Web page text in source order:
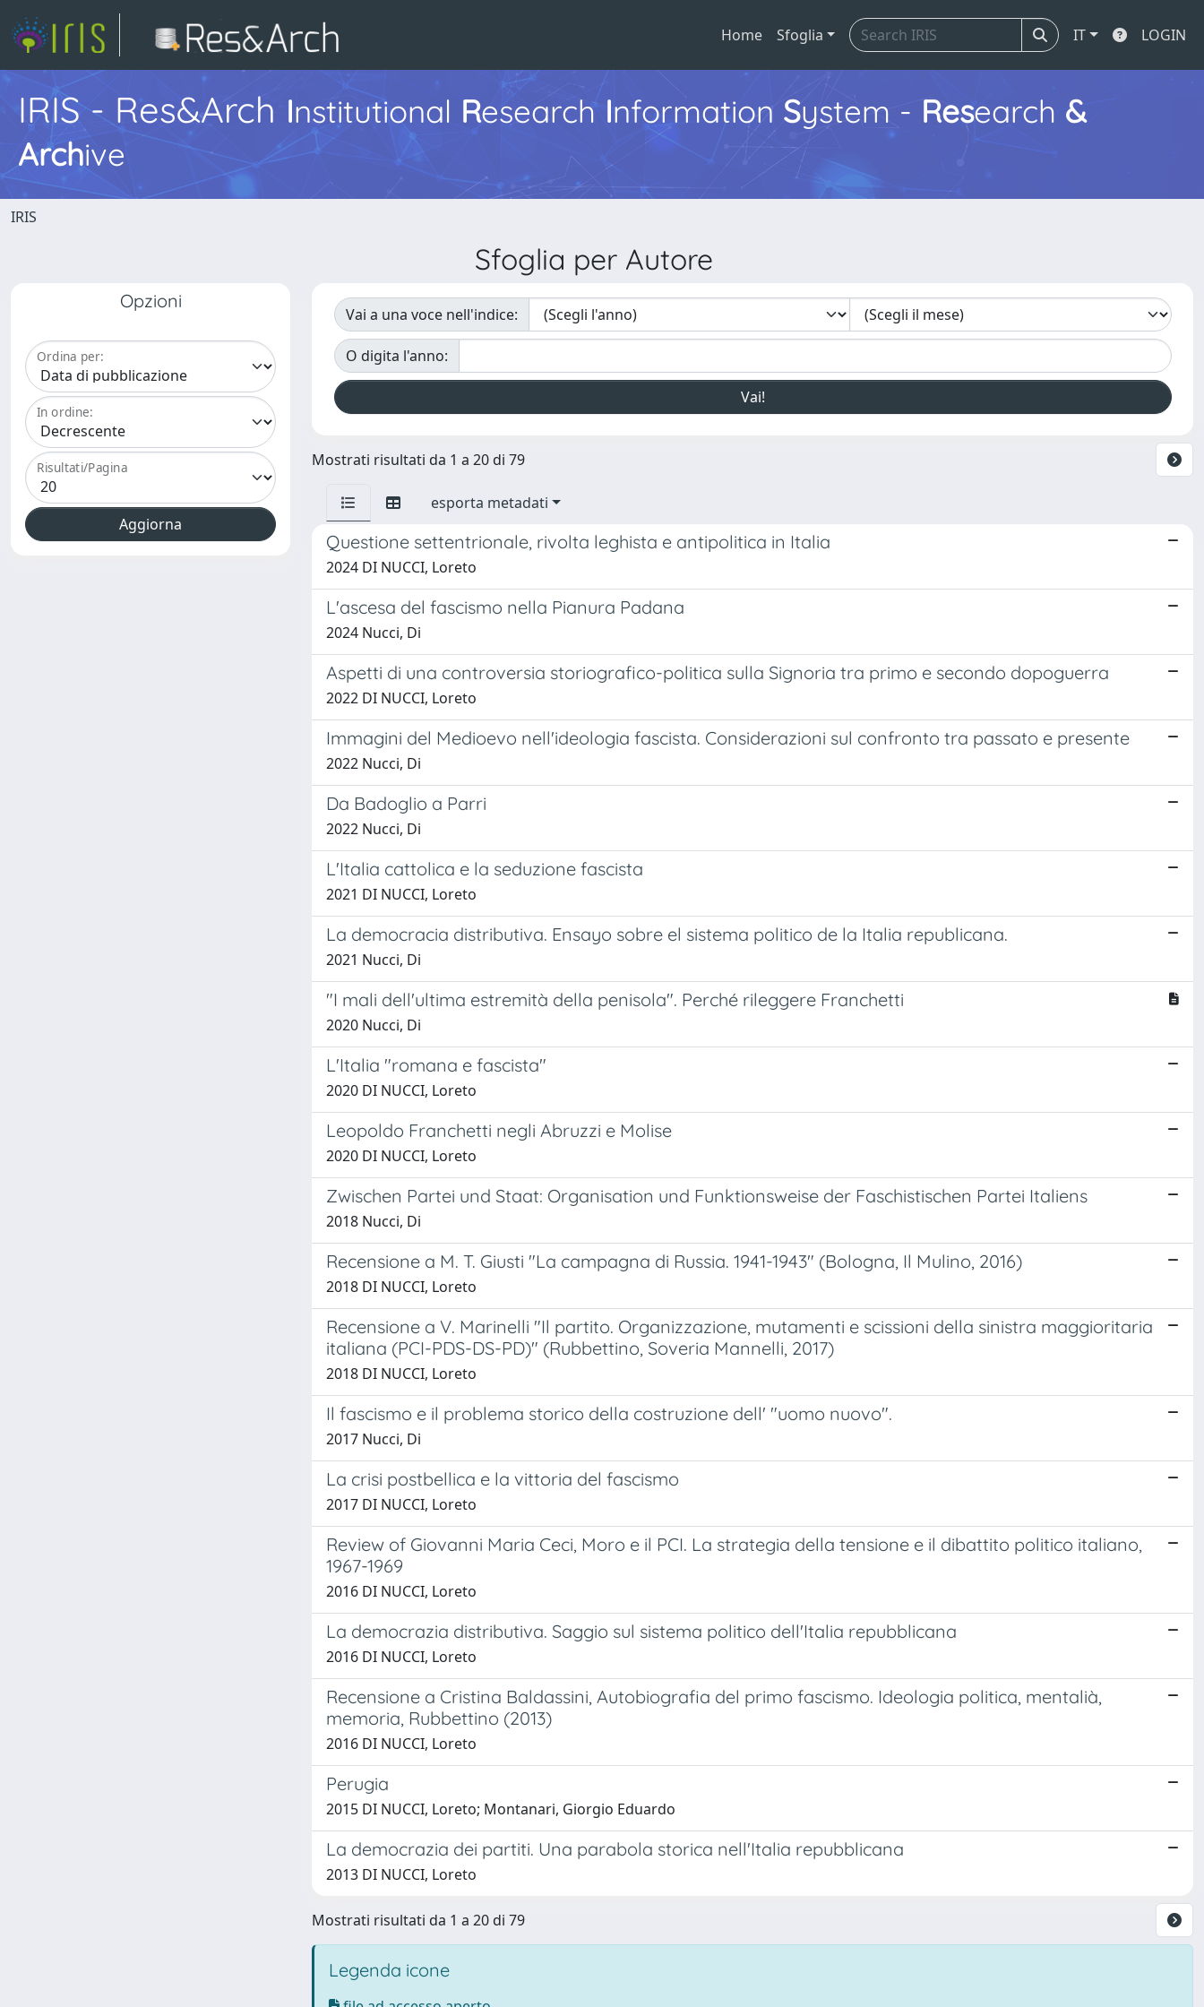
Home Sfoglia IT LOGIN
IRIS - Res&Arch Institutional Research Information System - Research &
Archive
IRIS
Sfoglia per Autore
Opzioni
Ordina per:
In ordine:
Risultati/Pagina
Vai a una voce nell'indice:
O digita l'anno:
Mostrati risultati da 1 a 20 di 79
esporta metadati
Questione settentrionale, rivolta leghista e antipolitica in Italia
2024 DI NUCCI, Loreto
L'ascesa del fascismo nella Pianura Padana
2024 Nucci, Di
Aspetti di una controversia storiografico-politica sulla Signoria tra primo e secondo dopoguerra
2022 DI NUCCI, Loreto
Immagini del Medioevo nell'ideologia fascista. Considerazioni sul confronto tra passato e presente
2022 Nucci, Di
Da Badoglio a Parri
2022 Nucci, Di
L'Italia cattolica e la seduzione fascista
2021 DI NUCCI, Loreto
La democracia distributiva. Ensayo sobre el sistema politico de la Italia republicana.
2021 Nucci, Di
"I mali dell'ultima estremità della penisola". Perché rileggere Franchetti
2020 Nucci, Di
L'Italia "romana e fascista"
2020 DI NUCCI, Loreto
Leopoldo Franchetti negli Abruzzi e Molise
2020 DI NUCCI, Loreto
Zwischen Partei und Staat: Organisation und Funktionsweise der Faschistischen Partei Italiens
2018 Nucci, Di
Recensione a M. T. Giusti "La campagna di Russia. 1941-1943" (Bologna, Il Mulino, 2016)
2018 DI NUCCI, Loreto
Recensione a V. Marinelli "Il partito. Organizzazione, mutamenti e scissioni della sinistra maggioritaria
italiana (PCI-PDS-DS-PD)" (Rubbettino, Soveria Mannelli, 2017)
2018 DI NUCCI, Loreto
Il fascismo e il problema storico della costruzione dell' "uomo nuovo".
2017 Nucci, Di
La crisi postbellica e la vittoria del fascismo
2017 DI NUCCI, Loreto
Review of Giovanni Maria Ceci, Moro e il PCI. La strategia della tensione e il dibattito politico italiano,
1967-1969
2016 DI NUCCI, Loreto
La democrazia distributiva. Saggio sul sistema politico dell'Italia repubblicana
2016 DI NUCCI, Loreto
Recensione a Cristina Baldassini, Autobiografia del primo fascismo. Ideologia politica, mentalià,
memoria, Rubbettino (2013)
2016 DI NUCCI, Loreto
Perugia
2015 DI NUCCI, Loreto; Montanari, Giorgio Eduardo
La democrazia dei partiti. Una parabola storica nell'Italia repubblicana
2013 DI NUCCI, Loreto
Mostrati risultati da 1 a 20 di 79
Legenda icone